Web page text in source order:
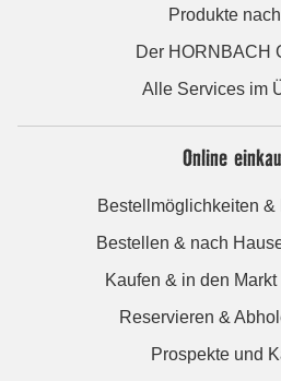
Produkte
Der HORNBACH
Alle Services im
Online
Bestellmöglichkeiten &
Bestellen & nach
Kaufen & in den
Reservieren &
Prospekte und